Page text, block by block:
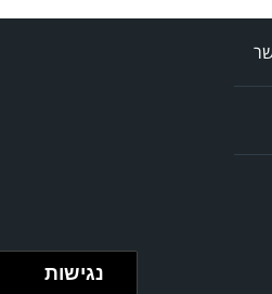
נגישות